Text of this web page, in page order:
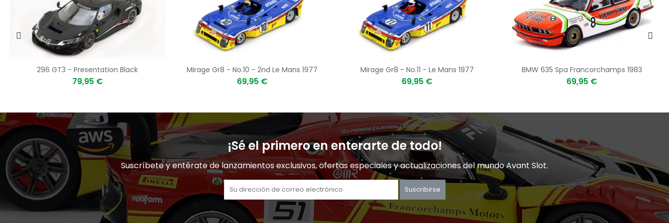
296 GT3 - Presentation Black
79,95 €
Mirage Gr8 - No.10 - 2nd Le Mans 1977
69,95 €
Mirage Gr8 - No.11 - Le Mans 1977
69,95 €
BMW 635 Spa Francorchamps 1983
69,95 €
¡Sé el primero en enterarte de todo!
Suscríbete y entérate de lanzamientos exclusivos, ofertas especiales y actualizaciones del mundo Avant Slot.
Suscribirse